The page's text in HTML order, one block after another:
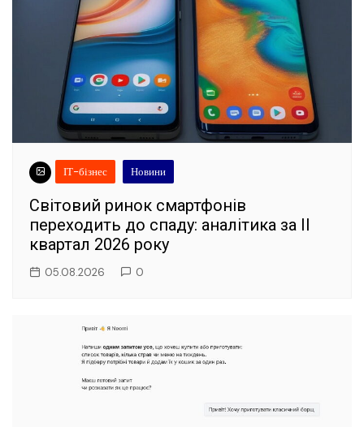
ІТ-бізнес Новини
Світовий ринок смартфонів
переходить до спаду: аналітика за II
квартал 2026 року
05.08.2026 0